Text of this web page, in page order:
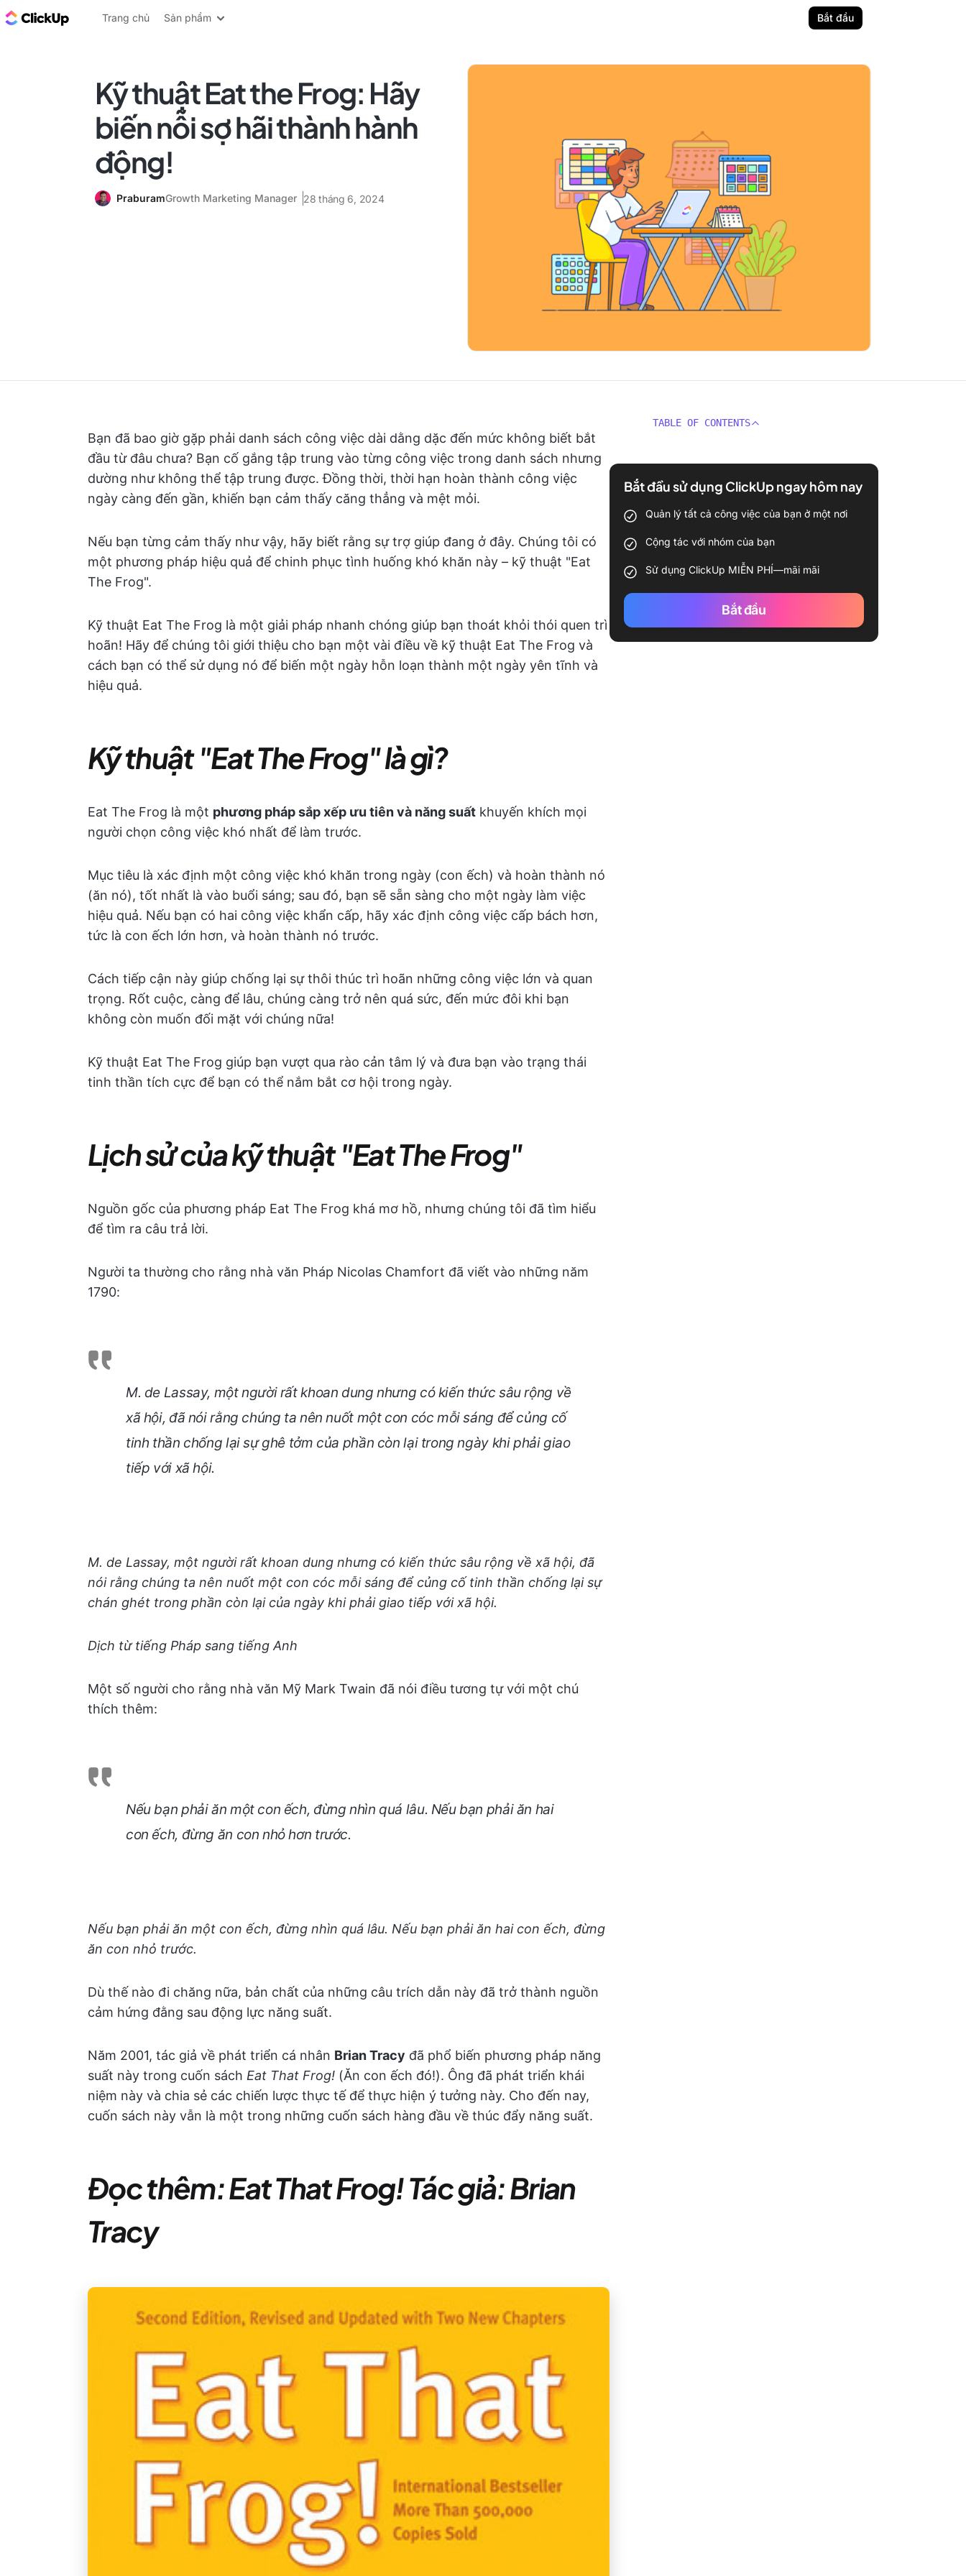
ClickUp Blog
Trang chủ Sản phẩm Bắt đầu
Kỹ thuật Eat the Frog: Hãy
biến nỗi sợ hãi thành hành
động!
PraburamGrowth Marketing Manager 28 tháng 6, 2024
Bạn đã bao giờ gặp phải danh sách công việc dài dằng dặc đến mức không biết bắt
đầu từ đâu chưa? Bạn cố gắng tập trung vào từng công việc trong danh sách nhưng
dường như không thể tập trung được. Đồng thời, thời hạn hoàn thành công việc
ngày càng đến gần, khiến bạn cảm thấy căng thẳng và mệt mỏi.
Nếu bạn từng cảm thấy như vậy, hãy biết rằng sự trợ giúp đang ở đây. Chúng tôi có
một phương pháp hiệu quả để chinh phục tình huống khó khăn này – kỹ thuật "Eat
The Frog".
Kỹ thuật Eat The Frog là một giải pháp nhanh chóng giúp bạn thoát khỏi thói quen trì
hoãn! Hãy để chúng tôi giới thiệu cho bạn một vài điều về kỹ thuật Eat The Frog và
cách bạn có thể sử dụng nó để biến một ngày hỗn loạn thành một ngày yên tĩnh và
hiệu quả.
Kỹ thuật "Eat The Frog" là gì?
Eat The Frog là một phương pháp sắp xếp ưu tiên và năng suất khuyến khích mọi
người chọn công việc khó nhất để làm trước.
Mục tiêu là xác định một công việc khó khăn trong ngày (con ếch) và hoàn thành nó
(ăn nó), tốt nhất là vào buổi sáng; sau đó, bạn sẽ sẵn sàng cho một ngày làm việc
hiệu quả. Nếu bạn có hai công việc khẩn cấp, hãy xác định công việc cấp bách hơn,
tức là con ếch lớn hơn, và hoàn thành nó trước.
Cách tiếp cận này giúp chống lại sự thôi thúc trì hoãn những công việc lớn và quan
trọng. Rốt cuộc, càng để lâu, chúng càng trở nên quá sức, đến mức đôi khi bạn
không còn muốn đối mặt với chúng nữa!
Kỹ thuật Eat The Frog giúp bạn vượt qua rào cản tâm lý và đưa bạn vào trạng thái
tinh thần tích cực để bạn có thể nắm bắt cơ hội trong ngày.
Lịch sử của kỹ thuật "Eat The Frog"
Nguồn gốc của phương pháp Eat The Frog khá mơ hồ, nhưng chúng tôi đã tìm hiểu
để tìm ra câu trả lời.
Người ta thường cho rằng nhà văn Pháp Nicolas Chamfort đã viết vào những năm
1790:
M. de Lassay, một người rất khoan dung nhưng có kiến thức sâu rộng về
xã hội, đã nói rằng chúng ta nên nuốt một con cóc mỗi sáng để củng cố
tinh thần chống lại sự ghê tởm của phần còn lại trong ngày khi phải giao
tiếp với xã hội.
M. de Lassay, một người rất khoan dung nhưng có kiến thức sâu rộng về xã hội, đã
nói rằng chúng ta nên nuốt một con cóc mỗi sáng để củng cố tinh thần chống lại sự
chán ghét trong phần còn lại của ngày khi phải giao tiếp với xã hội.
Dịch từ tiếng Pháp sang tiếng Anh
Một số người cho rằng nhà văn Mỹ Mark Twain đã nói điều tương tự với một chú
thích thêm:
Nếu bạn phải ăn một con ếch, đừng nhìn quá lâu. Nếu bạn phải ăn hai
con ếch, đừng ăn con nhỏ hơn trước.
Nếu bạn phải ăn một con ếch, đừng nhìn quá lâu. Nếu bạn phải ăn hai con ếch, đừng
ăn con nhỏ trước.
Dù thế nào đi chăng nữa, bản chất của những câu trích dẫn này đã trở thành nguồn
cảm hứng đằng sau động lực năng suất.
Năm 2001, tác giả về phát triển cá nhân Brian Tracy đã phổ biến phương pháp năng
suất này trong cuốn sách Eat That Frog! (Ăn con ếch đó!). Ông đã phát triển khái
niệm này và chia sẻ các chiến lược thực tế để thực hiện ý tưởng này. Cho đến nay,
cuốn sách này vẫn là một trong những cuốn sách hàng đầu về thúc đẩy năng suất.
Đọc thêm: Eat That Frog! Tác giả: Brian
Tracy
TABLE OF CONTENTS
Bắt đầu sử dụng ClickUp ngay hôm nay
Quản lý tất cả công việc của bạn ở một nơi
Cộng tác với nhóm của bạn
Sử dụng ClickUp MIỄN PHÍ—mãi mãi
Bắt đầu